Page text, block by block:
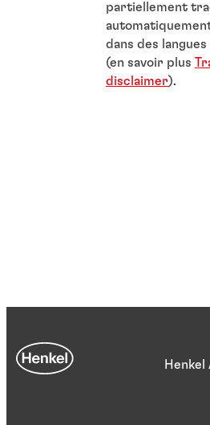
partiellement
dans des
(en savoir plus
disclaimer).
Henkel